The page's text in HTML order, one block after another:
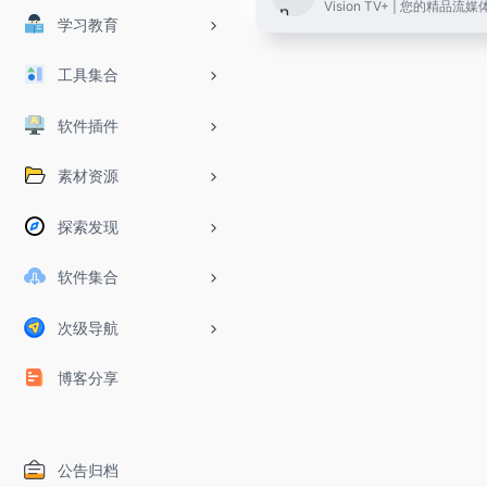
学习教育
工具集合
软件插件
素材资源
探索发现
软件集合
次级导航
博客分享
公告归档